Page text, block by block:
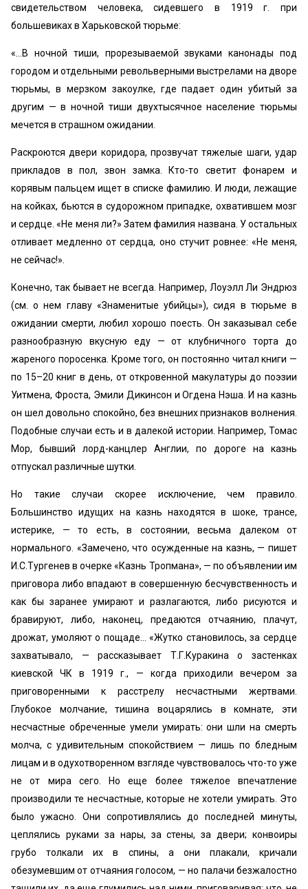
свидетельством человека, сидевшего в 1919 г. при
большевиках в Харьковской тюрьме:
«…В ночной тиши, прорезываемой звуками канонады под
городом и отдельными револьверными выстрелами на дворе
тюрьмы, в мерзком закоулке, где падает один убитый за
другим — в ночной тиши двухтысячное население тюрьмы
мечется в страшном ожидании.
Раскроются двери коридора, прозвучат тяжелые шаги, удар
прикладов в пол, звон замка. Кто-то светит фонарем и
корявым пальцем ищет в списке фамилию. И люди, лежащие
на койках, бьются в судорожном припадке, охватившем мозг
и сердце. «Не меня ли?» Затем фамилия названа. У остальных
отливает медленно от сердца, оно стучит ровнее: «Не меня,
не сейчас!».
Конечно, так бывает не всегда. Например, Лоуэлл Ли Эндрюз
(см. о нем главу «Знаменитые убийцы»), сидя в тюрьме в
ожидании смерти, любил хорошо поесть. Он заказывал себе
разнообразную вкусную еду — от клубничного торта до
жареного поросенка. Кроме того, он постоянно читал книги —
по 15–20 книг в день, от откровенной макулатуры до поэзии
Уитмена, Фроста, Эмили Дикинсон и Огдена Нэша. И на казнь
он шел довольно спокойно, без внешних признаков волнения.
Подобные случаи есть и в далекой истории. Например, Томас
Мор, бывший лорд-канцлер Англии, по дороге на казнь
отпускал различные шутки.
Но такие случаи скорее исключение, чем правило.
Большинство идущих на казнь находятся в шоке, трансе,
истерике, — то есть, в состоянии, весьма далеком от
нормального. «Замечено, что осужденные на казнь, — пишет
И.С.Тургенев в очерке «Казнь Тропмана», — по объявлении им
приговора либо впадают в совершенную бесчувственность и
как бы заранее умирают и разлагаются, либо рисуются и
бравируют, либо, наконец, предаются отчаянию, плачут,
дрожат, умоляют о пощаде… «Жутко становилось, за сердце
захватывало, — рассказывает Т.Г.Куракина о застенках
киевской ЧК в 1919 г., — когда приходили вечером за
приговоренными к расстрелу несчастными жертвами.
Глубокое молчание, тишина воцарялись в комнате, эти
несчастные обреченные умели умирать: они шли на смерть
молча, с удивительным спокойствием — лишь по бледным
лицам и в одухотворенном взгляде чувствовалось что-то уже
не от мира сего. Но еще более тяжелое впечатление
производили те несчастные, которые не хотели умирать. Это
было ужасно. Они сопротивлялись до последней минуты,
цеплялись руками за нары, за стены, за двери; конвоиры
грубо толкали их в спины, а они плакали, кричали
обезумевшим от отчаяния голосом, — но палачи безжалостно